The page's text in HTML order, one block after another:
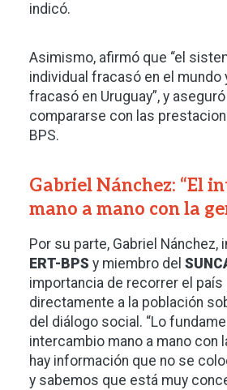
indicó.
Asimismo, afirmó que “el
individual fracasó en el mundo
fracasó en Uruguay”, y
compararse con las
BPS.
Gabriel Nánchez: “El
mano a mano con la
Por su parte, Gabriel Nánchez,
ERT-BPS y miembro del
importancia de recorrer el país
directamente a la población
del diálogo social. “Lo
intercambio mano a mano con
hay información que no se
y sabemos que está muy